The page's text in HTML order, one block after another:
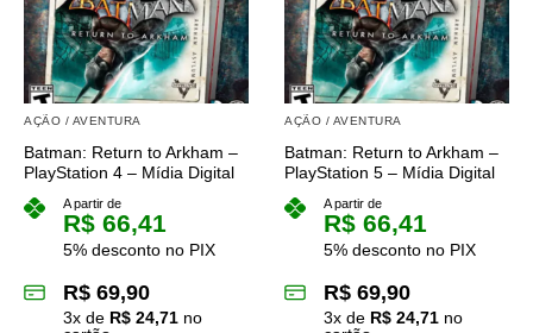
opções
podem
ser
escolhidas
do
produto
opções
podem
ser
escolhidas
do
produto
AÇÃO / AVENTURA
Batman: Return to Arkham –
PlayStation 4 – Mídia Digital
A partir de
R$ 66,41
5% desconto no PIX
R$ 69,90
3x de R$ 24,71 no
AÇÃO / AVENTURA
Batman: Return to Arkham –
PlayStation 5 – Mídia Digital
A partir de
R$ 66,41
5% desconto no PIX
R$ 69,90
3x de R$ 24,71 no